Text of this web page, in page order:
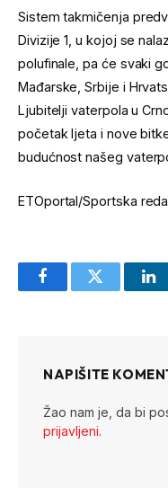
Sistem takmičenja
Divizije 1, u kojoj se
polufinale, pa će svaki
Mađarske, Srbije i
Ljubitelji vaterpola u
početak ljeta i nove
budućnost našeg
ETOportal/Sportska
FacebookTwitter
NAPIŠITE
Žao nam je, da bi
prijavljeni.